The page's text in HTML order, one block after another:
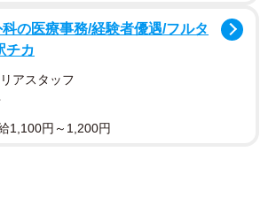
の医療事務/経験者優遇/フルタ
チカ
アスタッフ
1,100円～1,200円